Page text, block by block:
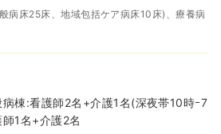
病床25床、地域包括ケア病床10床)、療養病
棟:看護師2名+介護1名(深夜帯10時ｰ7
1名+介護2名